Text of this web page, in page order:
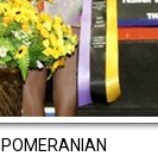
POMERANIAN